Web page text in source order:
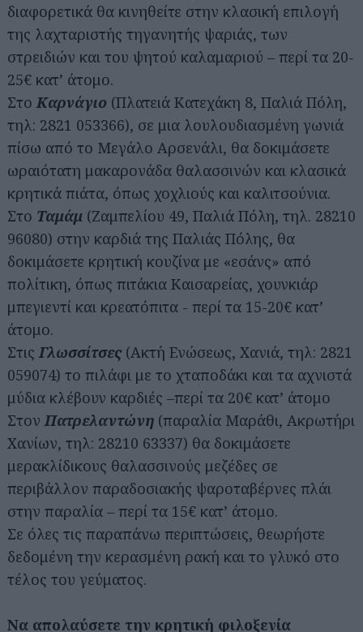
διαφορετικά θα κινηθείτε στην κλασική επιλογή
της λαχταριστής τηγανητής ψαριάς, των
στρειδιών και του ψητού καλαμαριού – περί τα 20-
25€ κατ’ άτομο.
Στο Καρνάγιο (Πλατειά Κατεχάκη 8, Παλιά Πόλη,
τηλ: 2821 053366), σε μια λουλουδιασμένη γωνιά
πίσω από το Μεγάλο Αρσενάλι, θα δοκιμάσετε
ωραιότατη μακαρονάδα θαλασσινών και κλασικά
κρητικά πιάτα, όπως χοχλιούς και καλιτσούνια.
Στο Ταμάμ (Ζαμπελίου 49, Παλιά Πόλη, τηλ. 28210
96080) στην καρδιά της Παλιάς Πόλης, θα
δοκιμάσετε κρητική κουζίνα με «εσάνς» από
πολίτικη, όπως πιτάκια Καισαρείας, χουνκιάρ
μπεγιεντί και κρεατόπιτα - περί τα 15-20€ κατ’
άτομο.
Στις Γλωσσίτσες (Ακτή Ενώσεως, Χανιά, τηλ: 2821
059074) το πιλάφι με το χταποδάκι και τα αχνιστά
μύδια κλέβουν καρδιές –περί τα 20€ κατ’ άτομο
Στον Πατρελαντώνη (παραλία Μαράθι, Ακρωτήρι
Χανίων, τηλ: 28210 63337) θα δοκιμάσετε
μερακλίδικους θαλασσινούς μεζέδες σε
περιβάλλον παραδοσιακής ψαροταβέρνες πλάι
στην παραλία – περί τα 15€ κατ’ άτομο.
Σε όλες τις παραπάνω περιπτώσεις, θεωρήστε
δεδομένη την κερασμένη ρακή και το γλυκό στο
τέλος του γεύματος.
Να απολαύσετε την κρητική φιλοξενία